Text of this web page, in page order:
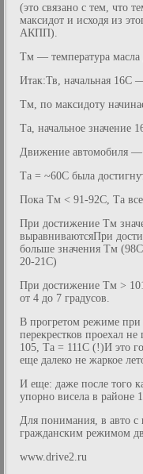
(это связано с тем, что
максидот и исходя из
АКПП).
Тм — температура
Итак:Тв, начальная 16С
Тм, по максидоту
Та, начальное значение
Движение автомобиля —
Та = ~60С была
Пока Тм < 91-92С, Та
При достижение Тм
выравниваютсяПри
больше значения Тм
20-21С)
При достижение Тм >
от 4 до 7 градусов.
В прогретом режиме
перекрестков проехал
105, Та = 111С (!)И это
еще далеко не жаркое
И еще: даже после того
упорно висела в районе
Для понимания, в авто с
гражданским режимом
www.drive2.ru